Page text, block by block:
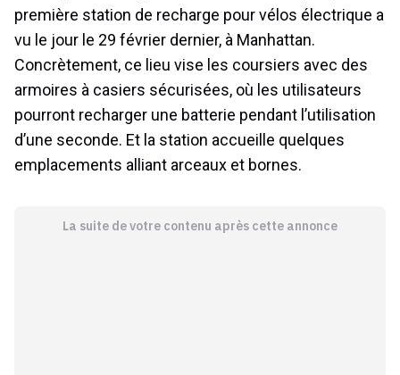
première station de recharge pour vélos électrique a
vu le jour le 29 février dernier, à Manhattan.
Concrètement, ce lieu vise les coursiers avec des
armoires à casiers sécurisées, où les utilisateurs
pourront recharger une batterie pendant l’utilisation
d’une seconde. Et la station accueille quelques
emplacements alliant arceaux et bornes.
La suite de votre contenu après cette annonce